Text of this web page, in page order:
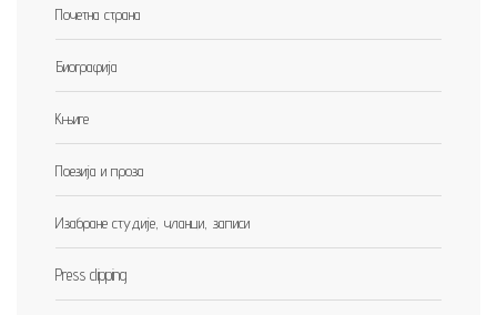
Почетна страна
Биографија
Књиге
Поезија и проза
Изабране студије, чланци, записи
Press clipping